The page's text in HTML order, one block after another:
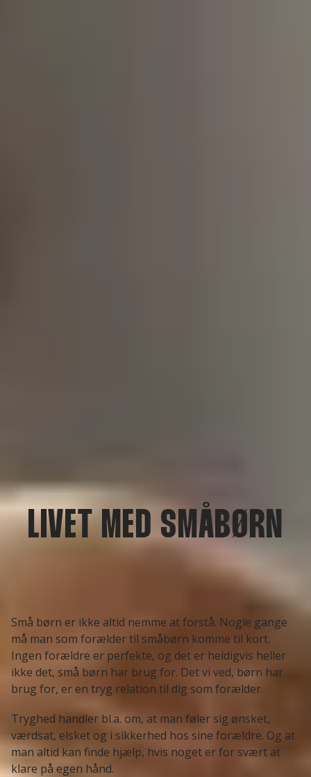
LIVET MED SMÅBØRN
Små børn er ikke altid nemme at forstå. Nogle gange
må man som forælder til småbørn komme til kort.
Ingen forældre er perfekte, og det er heldigvis heller
ikke det, små børn har brug for. Det vi ved, børn har
brug for, er en tryg relation til dig som forælder.
Tryghed handler bl.a. om, at man føler sig ønsket,
værdsat, elsket og i sikkerhed hos sine forældre. Og at
man altid kan finde hjælp, hvis noget er for svært at
klare på egen hånd.